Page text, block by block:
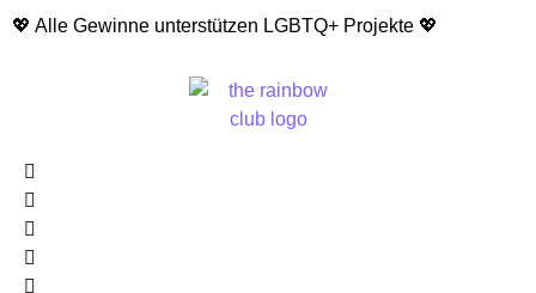
💖 Alle Gewinne unterstützen LGBTQ+ Projekte 💖